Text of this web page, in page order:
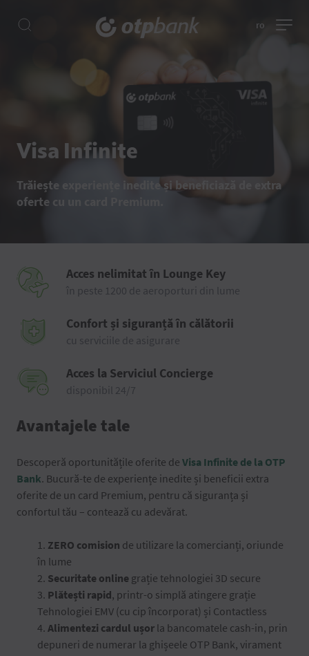
ro
Visa Infinite
Trăiește experiențe inedite și beneficiază de extra
oferte cu un card Premium.
Acces nelimitat în Lounge Key
în peste 1200 de aeroporturi din lume
Confort și siguranță în călătorii
cu serviciile de asigurare
Acces la Serviciul Concierge
disponibil 24/7
Avantajele tale
Descoperă oportunitățile oferite de Visa Infinite de la OTP
Bank. Bucură-te de experiențe inedite și beneficii extra
oferite de un card Premium, pentru că siguranța și
confortul tău – contează cu adevărat.
1. ZERO comision de utilizare la comercianți, oriunde
în lume
2. Securitate online grație tehnologiei 3D secure
3. Plătești rapid, printr-o simplă atingere grație
Tehnologiei EMV (cu cip încorporat) și Contactless
4. Alimentezi cardul ușor la bancomatele cash-in, prin
depuneri de numerar la ghișeele OTP Bank, virament